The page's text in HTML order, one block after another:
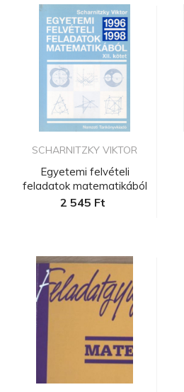
SCHARNITZKY VIKTOR
Egyetemi felvételi
feladatok matematikából
XII. (...
2 545 Ft